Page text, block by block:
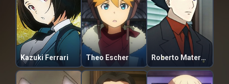
Kazuki Ferrari Theo Escher Roberto Materazzi